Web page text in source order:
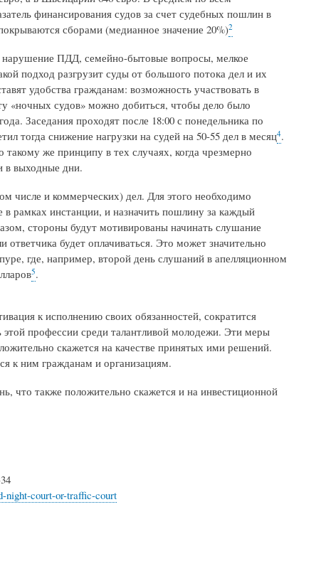
финансирования судов за счет судебных пошлин в
сборами (медианное значение 20%)2
ПДД, семейно-бытовые вопросы, мелкое
подход разгрузит суды от большого потока дел и их
удобства гражданам: возможность участвовать в
«ночных судов» можно добиться, чтобы дело было
Заседания проходят после 18:00 с понедельника по
тогда снижение нагрузки на судей на 50-55 дел в месяц4.
же принципу в тех случаях, когда чрезмерно
в выходные дни.
числе и коммерческих) дел. Для этого необходимо
в рамках инстанции, и назначить пошлину за каждый
стороны будут мотивированы начинать слушание
будет оплачиваться. Это может значительно
где, например, второй день слушаний в апелляционном
5.
к исполнению своих обязанностей, сократится
этой профессии среди талантливой молодежи. Эти меры
скажется на качестве принятых ими решений.
к ним гражданам и организациям.
что также положительно скажется и на инвестиционной
night-court-or-traffic-court